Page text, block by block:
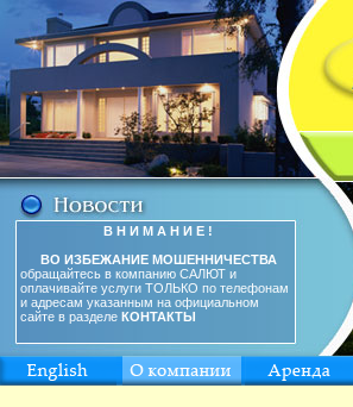
В Н И М А Н И Е !
ВО ИЗБЕЖАНИЕ МОШЕННИЧЕСТВА
обращайтесь в компанию САЛЮТ и
оплачивайте услуги ТОЛЬКО по телефонам
и адресам указанным на официальном
сайте в разделе КОНТАКТЫ